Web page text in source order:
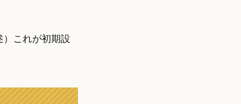
これが初期設